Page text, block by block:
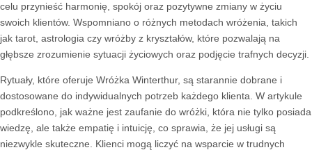
celu przynieść harmonię, spokój oraz pozytywne zmiany w życiu
swoich klientów. Wspomniano o różnych metodach wróżenia, takich
jak tarot, astrologia czy wróżby z kryształów, które pozwalają na
głębsze zrozumienie sytuacji życiowych oraz podjęcie trafnych decyzji.
Rytuały, które oferuje Wróżka Winterthur, są starannie dobrane i
dostosowane do indywidualnych potrzeb każdego klienta. W artykule
podkreślono, jak ważne jest zaufanie do wróżki, która nie tylko posiada
wiedzę, ale także empatię i intuicję, co sprawia, że jej usługi są
niezwykle skuteczne. Klienci mogą liczyć na wsparcie w trudnych